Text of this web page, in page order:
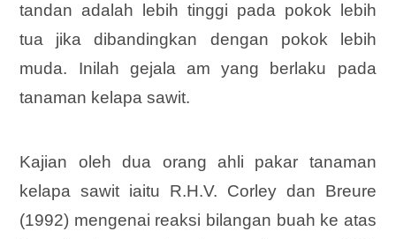
tandan adalah lebih tinggi pada pokok lebih
tua jika dibandingkan dengan pokok lebih
muda. Inilah gejala am yang berlaku pada
tanaman kelapa sawit.
Kajian oleh dua orang ahli pakar tanaman
kelapa sawit iaitu R.H.V. Corley dan Breure
(1992) mengenai reaksi bilangan buah ke atas